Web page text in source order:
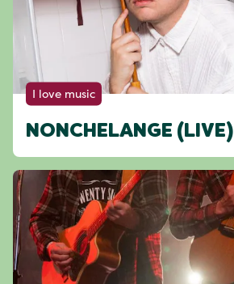
I love music
NONCHELANGE (LIVE)